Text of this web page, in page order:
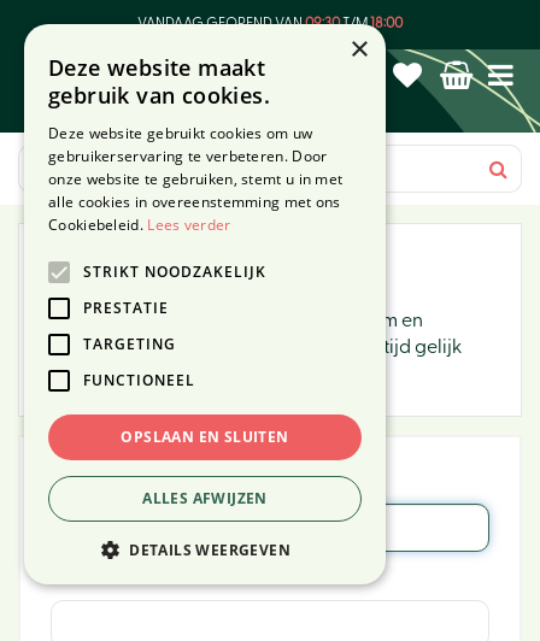
VANDAAG GEOPEND VAN09:30T/M18:00
Inloggen
U kunt inloggen met uw gebruikersnaam en
wachtwoord. Uw gebruikersnaam is altijd gelijk
aan uw e-mailadres.
E-mailadres:
×
Deze website maakt
gebruik van cookies.
Deze website gebruikt cookies om uw
gebruikerservaring te verbeteren. Door
onze website te gebruiken, stemt u in met
alle cookies in overeenstemming met ons
Cookiebeleid. Lees verder
STRIKT NOODZAKELIJK
PRESTATIE
TARGETING
FUNCTIONEEL
OPSLAAN EN SLUITEN
ALLES AFWIJZEN
DETAILS WEERGEVEN